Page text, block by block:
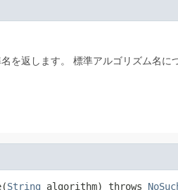
を返します。 標準アルゴリズム名に
​(String algorithm) throws